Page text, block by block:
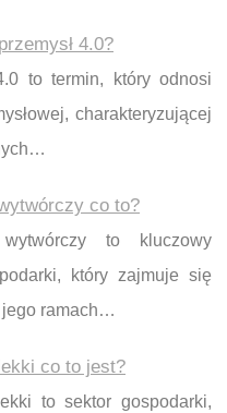
4.0?
to termin, który odnosi
charakteryzującej
co to?
wytwórczy to kluczowy
który zajmuje się
jego ramach…
co to jest?
to sektor gospodarki,